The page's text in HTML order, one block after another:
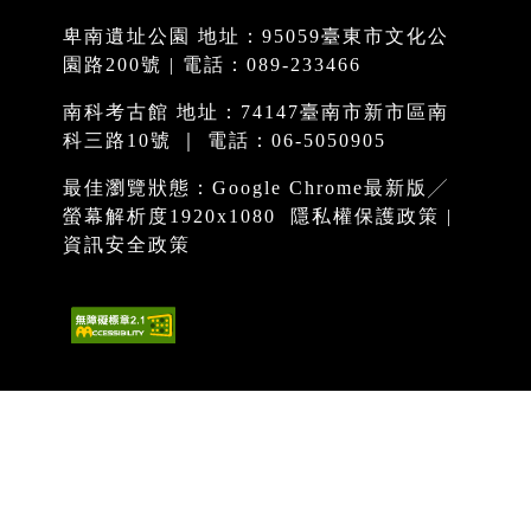
卑南遺址公園 地址：95059臺東市文化公
園路200號 | 電話：089-233466
南科考古館 地址：74147臺南市新市區南
科三路10號 ｜ 電話：06-5050905
最佳瀏覽狀態：Google Chrome最新版╱
螢幕解析度1920x1080
隱私權保護政策 |
資訊安全政策